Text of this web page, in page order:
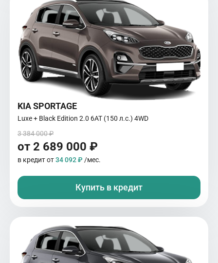
KIA SPORTAGE
Luxe + Black Edition 2.0 6АТ (150 л.с.) 4WD
3 384 000 ₽
от 2 689 000 ₽
в кредит от34 092 ₽ /мес.
Купить в кредит